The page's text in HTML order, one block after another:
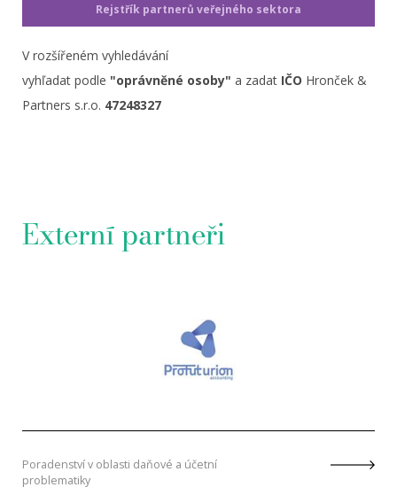
Rejstřík partnerů veřejného sektora
V rozšířeném vyhledávání
vyhľadat podle "oprávněné osoby" a zadat IČO Hronček &
Partners s.r.o. 47248327
Externí partneři
Poradenství v oblasti daňové a účetní
problematiky